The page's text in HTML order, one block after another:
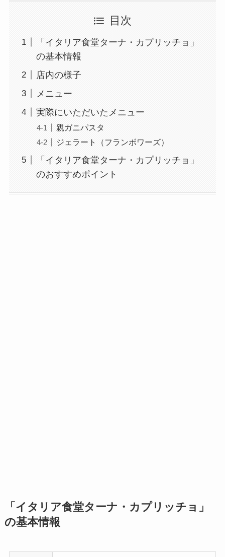
目次
「イタリア食堂ターナ・カプリッチョ」
の基本情報
店内の様子
メニュー
実際にいただいたメニュー
親ガニパスタ
ジェラート（フランボワーズ）
「イタリア食堂ターナ・カプリッチョ」
のおすすめポイント
「イタリア食堂ターナ・カプリッチョ」
の基本情報